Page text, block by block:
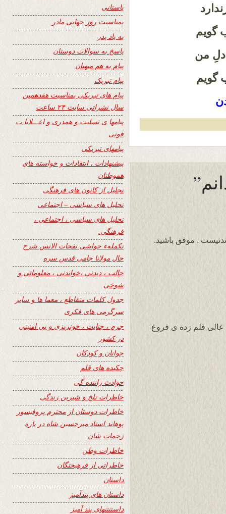
گویم
دلِ من
گویم
. موفق باشید.
قلم زده ی فروغ
باستانی
بمناسبت روز جهانی مادر
به یاد پدر
پاسخ به سوالات دوستان
پیام به هم میهنان
پیام تبریک
پیام های تبریکی بمناسبت هفدهمین
سال نشراتی سایت ۲۴ ساعت
پیامها ی تسلیت و همدری و اعـــلانا ت
فوتی
پیامهای تبریکی
پیشنهادات ، انتقادات و خواسته های
هموطنان
تجلیل از کانون های فرهنگی
تحلیل های سیاسی – اجتماعی
تحلیل های سیاسی ، اجتماعی ،
فرهنگی.
تکملهء حواشی نفحات الانس شرح
حال مولانا جامی قدس سره
جالب ، دیدنی ،خواندنی ، معلوماتی و
شوخی
جدول کلمات متقاطع ، معما ها و سایر
سرگرمی های فکری
جرم ، جنایت ، خونریزی و بی امنیتی
در کشور
جوانان و کودکان
چکیده های قلم
حوادث راننده گی
خاطرات تلخ و شیرین زندگی
خاطرات دوستان از محترم پروفیسور
پوهاند استاد میرحسین شاه در باره
زحمات شان
خاطرات وطن
خاطراتی از فرهیختگان
داستان
داستان های پندآمیز
داستنتنهای پند آمیز